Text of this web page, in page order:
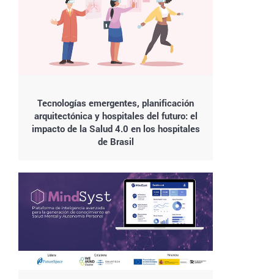
Tecnologías emergentes, planificación
arquitectónica y hospitales del futuro: el
impacto de la Salud 4.0 en los hospitales
de Brasil